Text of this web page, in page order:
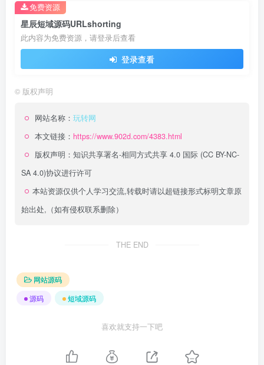
星辰短域源码URLshorting
此内容为免费资源，请登录后查看
登录查看
免费资源
© 版权声明
网站名称： 玩转网
本文链接： https://www.902d.com/4383.html
版权声明： 知识共享署名-相同方式共享 4.0 国际 (CC BY-NC-
SA 4.0)协议进行许可
本站资源仅供个人学习交流,转载时请以超链接形式标明文章原
始出处,（如有侵权联系删除）
THE END
网站源码
源码
短域源码
喜欢就支持一下吧